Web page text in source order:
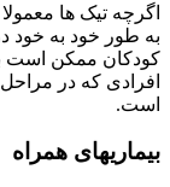
اگرچه تیک ها
به طور خود به خود
کودکان ممکن است
افرادی که در
است.
بیماریهای همراه